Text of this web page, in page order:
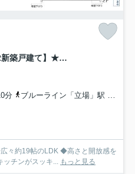
【横浜市泉区中田北3丁目3-12新築戸建て】★仲介手数料無料★（東中田中学校・中田中学校）
分
ブルーライン「立場」駅 徒歩12分
約19帖のLDK ◆高さと開放感を
ッチンがスッキ... もっと見る